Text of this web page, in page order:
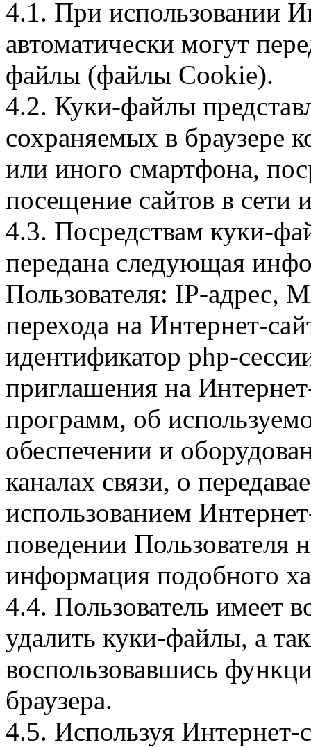
4.1. При использовании
автоматически могут
файлы (файлы Cookie).
4.2. Куки-файлы
сохраняемых в браузере
или иного смартфона,
посещение сайтов в сети
4.3. Посредствам куки-
передана следующая
Пользователя: IP-адрес,
перехода на Интернет-
идентификатор php-
приглашения на
программ, об
обеспечении и
каналах связи, о
использованием
поведении Пользователя
информация подобного
4.4. Пользователь имеет
удалить куки-файлы, а
воспользовавшись
браузера.
4.5. Используя Интернет-